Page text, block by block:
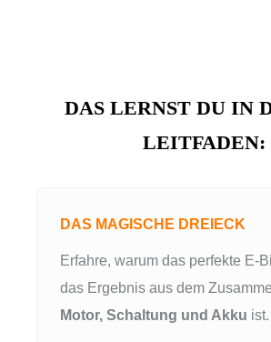
DAS LERNST DU IN
LEITFADEN:
DAS MAGISCHE DREIECK
Erfahre, warum das perfekte E-
das Ergebnis aus dem
Motor, Schaltung und Akku ist.